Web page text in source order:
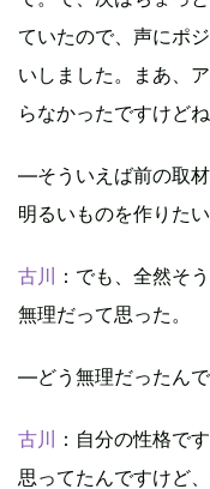
ていたので、声にポ
いしました。まあ、
らなかったですけどね
―そういえば前の取
明るいものを作りたい
古川 ：でも、全然そ
無理だって思った。
―どう無理だったんで
古川 ：自分の性格で
思ってたんですけど